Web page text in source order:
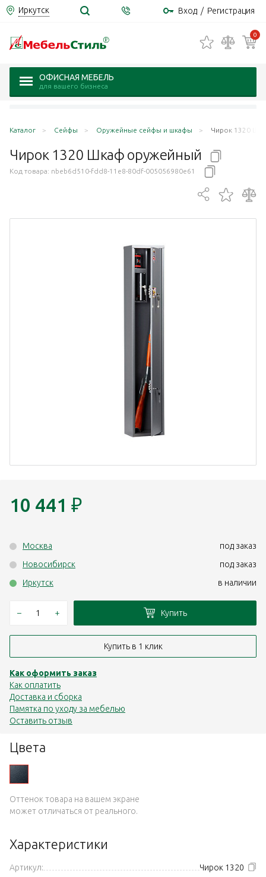
Иркутск Вход / Регистрация
0
ОФИСНАЯ МЕБЕЛЬ
для вашего бизнеса
Каталог Сейфы Оружейные сейфы и шкафы Чирок 1320
Чирок 1320 Шкаф оружейный
Код товара: nbeb6d510-fdd8-11e8-80df-005056980e61
Цвета
Оттенок товара на вашем экране
может отличаться от реального.
Характеристики
Артикул:
Чирок 1320
10 441 ₽
Москва
под заказ
Новосибирск
под заказ
Иркутск
в наличии
– + Купить
Купить в 1 клик
Как оформить заказ
Как оплатить
Доставка и сборка
Памятка по уходу за мебелью
Оставить отзыв